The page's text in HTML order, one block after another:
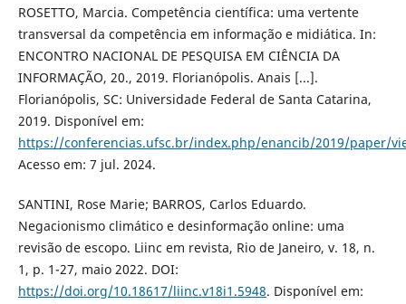
ROSETTO, Marcia. Competência científica: uma vertente
transversal da competência em informação e midiática. In:
ENCONTRO NACIONAL DE PESQUISA EM CIÊNCIA DA
INFORMAÇÃO, 20., 2019. Florianópolis. Anais [...].
Florianópolis, SC: Universidade Federal de Santa Catarina,
2019. Disponível em:
https://conferencias.ufsc.br/index.php/enancib/2019/paper/
Acesso em: 7 jul. 2024.
SANTINI, Rose Marie; BARROS, Carlos Eduardo.
Negacionismo climático e desinformação online: uma
revisão de escopo. Liinc em revista, Rio de Janeiro, v. 18, n.
1, p. 1-27, maio 2022. DOI:
https://doi.org/10.18617/liinc.v18i1.5948. Disponível em: